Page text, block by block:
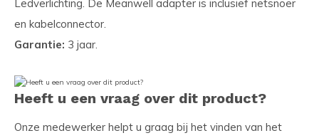
Ledverlichting. De Meanwell adapter is inclusief netsnoer
en kabelconnector.
Garantie: 3 jaar.
Heeft u een vraag over dit product?
Onze medewerker helpt u graag bij het vinden van het